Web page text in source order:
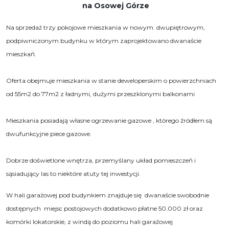
na Osowej Górze
Na sprzedaż trzy pokojowe mieszkania w nowym dwupiętrowym,
podpiwniczonym budynku w którym zaprojektowano dwanaście
mieszkań.
Oferta obejmuje mieszkania w stanie deweloperskim o powierzchniach
od 55m2 do 77m2 z ładnymi, dużymi przeszklonymi balkonami
Mieszkania posiadają własne ogrzewanie gazowe , którego źródłem są
dwufunkcyjne piece gazowe.
Dobrze doświetlone wnętrza, przemyślany układ pomieszczeń i
sąsiadujący las to niektóre atuty tej inwestycji.
W hali garażowej pod budynkiem znajduje się dwanaście swobodnie
dostępnych miejsc postojowych dodatkowo płatne 50.000 zł oraz
komórki lokatorskie, z windą do poziomu hali garażowej